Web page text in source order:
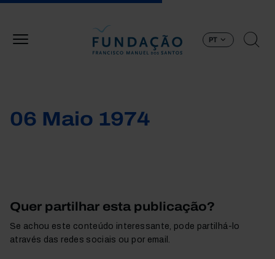
PT
06 Maio 1974
Quer partilhar esta publicação?
Se achou este conteúdo interessante, pode partilhá-lo
através das redes sociais ou por email.